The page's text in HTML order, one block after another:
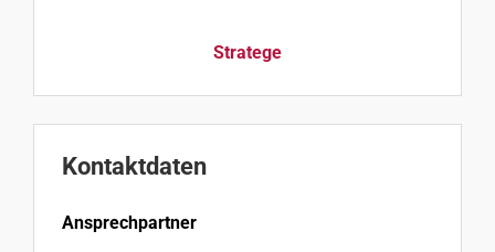
Stratege
Kontaktdaten
Ansprechpartner